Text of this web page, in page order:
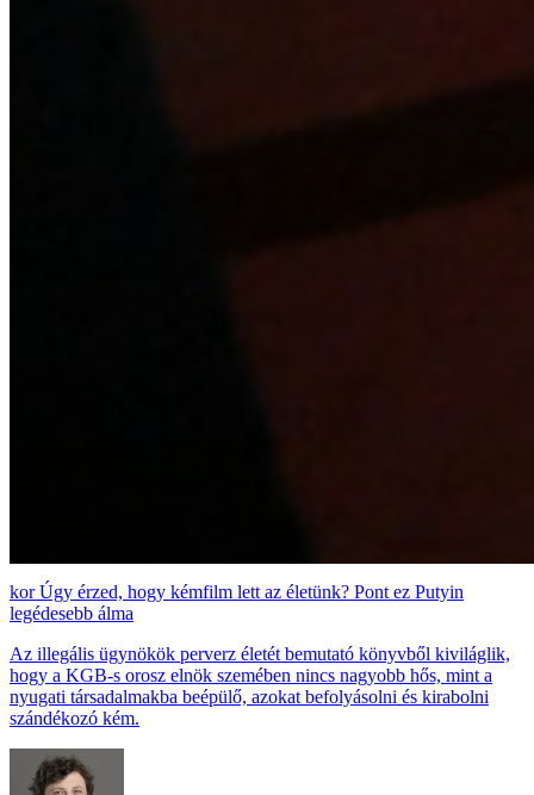
Úgy érzed, hogy kémfilm lett az életünk? Pont ez Putyin
legédesebb álma
Az illegális ügynökök perverz életét bemutató könyvből kiviláglik,
hogy a KGB-s orosz elnök szemében nincs nagyobb hős, mint a
nyugati társadalmakba beépülő, azokat befolyásolni és kirabolni
szándékozó kém.